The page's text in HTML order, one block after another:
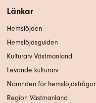
Länkar
Hemslöjden
Hemslöjdsguiden
Kulturarv Västmanland
Levande kulturarv
Nämnden för hemslöjdsfrågor
Region Västmanland